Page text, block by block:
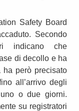
Safety Board
Secondo
indicano che
di decollo e ha
ha però precisato
all’arrivo degli
o due giorni.
su registratori